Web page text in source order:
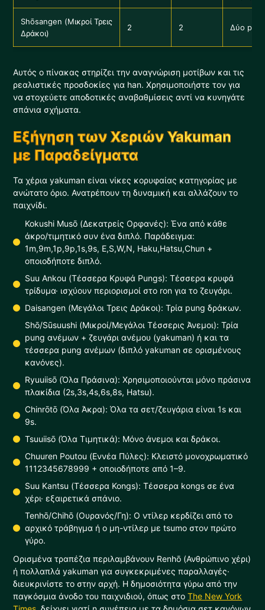
Shōsangen (Μικροί Τρεις
Δράκοι)
2 2 Δύο
Αυτός ο πίνακας στηρίζει την αναγνώριση μοτίβων και τις
ρεαλιστικές προσδοκίες για han. Χρησιμοποιήστε τον για
να στοχεύετε αποδοτικές αναβαθμίσεις αντί να κυνηγάτε
σπάνια σχήματα.
Εξήγηση των Χεριών Yakuman
με Παραδείγματα
Τα χέρια yakuman είναι νίκες κορυφαίας κατηγορίας με
ανώτατο όριο. Ανατρέπουν τη δυναμική και αλλάζουν το
παιχνίδι.
Kokushi Musō (Δεκατρείς Ορφανές): Ένα από κάθε
άκρο/τιμητικό συν ένα διπλό. Παράδειγμα:
1m,9m,1p,9p,1s,9s, E,S,W,N, Haku,Hatsu,Chun +
οποιοδήποτε διπλό.
Suu Ankou (Τέσσερα Κρυφά Pungs): Τέσσερα κρυφά
τρίδυμα· ισχύουν περιορισμοί στο ron για το ζευγάρι.
Daisangen (Μεγάλοι Τρεις Δράκοι): Τρία pung δράκων.
Shō/Sūsuushi (Μικροί/Μεγάλοι Τέσσερις Άνεμοι): Τρία
pung ανέμων + ζευγάρι ανέμου (yakuman) ή και τα
τέσσερα pung ανέμων (διπλό yakuman σε ορισμένους
κανόνες).
Ryuuiisō (Όλα Πράσινα): Χρησιμοποιούνται μόνο πράσινα
πλακίδια (2s,3s,4s,6s,8s, Hatsu).
Chinrōtō (Όλα Άκρα): Όλα τα σετ/ζευγάρια είναι 1s και
9s.
Tsuuiisō (Όλα Τιμητικά): Μόνο άνεμοι και δράκοι.
Chuuren Poutou (Εννέα Πύλες): Κλειστό μονοχρωματικό
1112345678999 + οποιοδήποτε από 1–9.
Suu Kantsu (Τέσσερα Kongs): Τέσσερα kongs σε ένα
χέρι· εξαιρετικά σπάνιο.
Tenhō/Chihō (Ουρανός/Γη): Ο ντίλερ κερδίζει από το
αρχικό τράβηγμα ή ο μη-ντίλερ με tsumo στον πρώτο
γύρο.
Ορισμένα τραπέζια περιλαμβάνουν Renhō (Ανθρώπινο χέρι)
ή πολλαπλά yakuman για συγκεκριμένες παραλλαγές·
διευκρινίστε το στην αρχή. Η δημοσιότητα γύρω από την
παγκόσμια άνοδο του παιχνιδιού, όπως στοThe New York